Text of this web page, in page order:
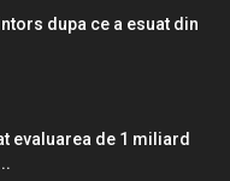
dupa ce a esuat din
evaluarea de 1 miliard